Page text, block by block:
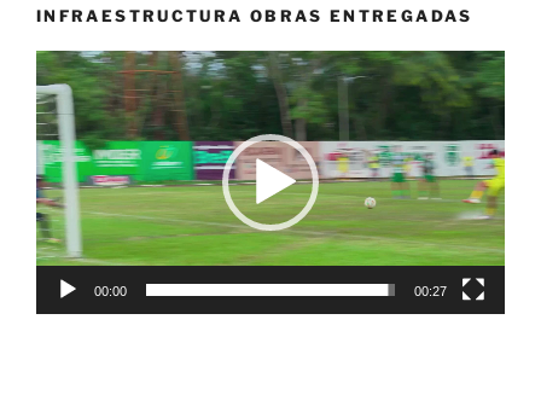
Atletismo
2026»
INFRAESTRUCTURA OBRAS ENTREGADAS
Reproductor
de
vídeo
00:00 00:27